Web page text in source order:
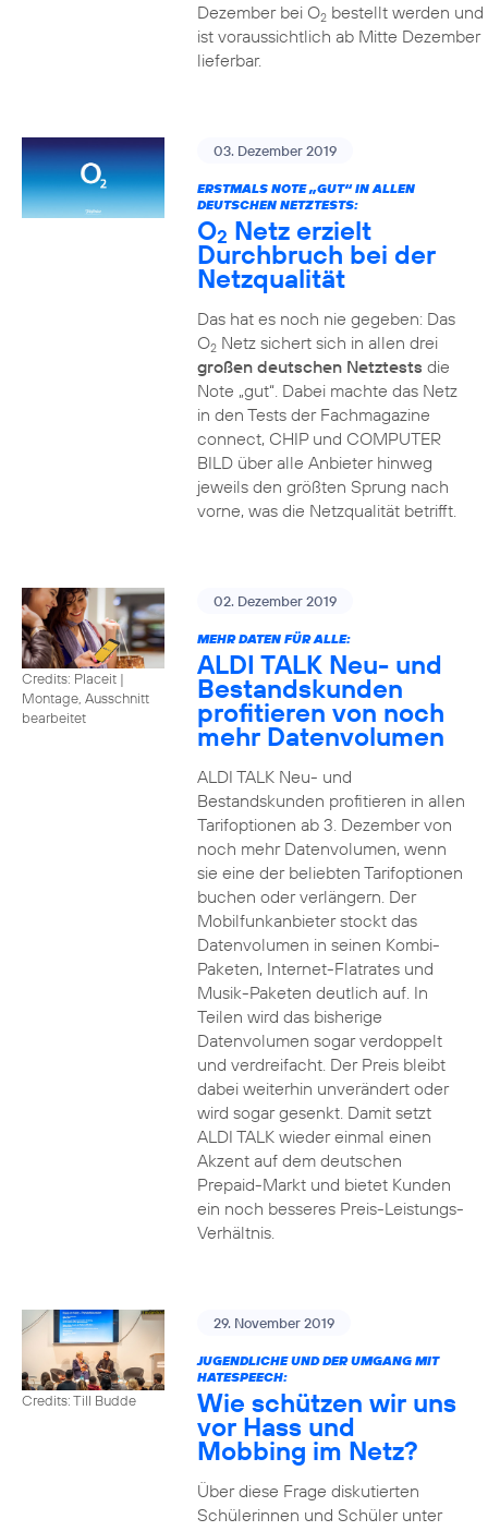
Dezember bei O2bestellt werden und
ist voraussichtlich ab Mitte Dezember
lieferbar.
03. Dezember 2019
ERSTMALS NOTE „GUT“ IN ALLEN
DEUTSCHEN NETZTESTS:
O2 Netz erzielt
Durchbruch bei der
Netzqualität
Das hat es noch nie gegeben: Das
O2Netz sichert sich in allen drei
großen deutschen Netztests die
Note „gut“. Dabei machte das Netz
in den Tests der Fachmagazine
connect, CHIP und COMPUTER
BILD über alle Anbieter hinweg
jeweils den größten Sprung nach
vorne, was die Netzqualität betrifft.
Credits: Placeit |
Montage, Ausschnitt
bearbeitet
02. Dezember 2019
MEHR DATEN FÜR ALLE:
ALDI TALK Neu- und
Bestandskunden
profitieren von noch
mehr Datenvolumen
ALDI TALK Neu- und
Bestandskunden profitieren in allen
Tarifoptionen ab 3. Dezember von
noch mehr Datenvolumen, wenn
sie eine der beliebten Tarifoptionen
buchen oder verlängern. Der
Mobilfunkanbieter stockt das
Datenvolumen in seinen Kombi-
Paketen, Internet-Flatrates und
Musik-Paketen deutlich auf. In
Teilen wird das bisherige
Datenvolumen sogar verdoppelt
und verdreifacht. Der Preis bleibt
dabei weiterhin unverändert oder
wird sogar gesenkt. Damit setzt
ALDI TALK wieder einmal einen
Akzent auf dem deutschen
Prepaid-Markt und bietet Kunden
ein noch besseres Preis-Leistungs-
Verhältnis.
Credits: Till Budde
29. November 2019
JUGENDLICHE UND DER UMGANG MIT
HATESPEECH:
Wie schützen wir uns
vor Hass und
Mobbing im Netz?
Über diese Frage diskutierten
Schülerinnen und Schüler unter